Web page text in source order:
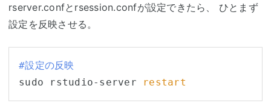
rserver.confとrsession.confが設定できたら、 ひとまず
設定を反映させる。
#設定の反映
sudo rstudio-server
restart